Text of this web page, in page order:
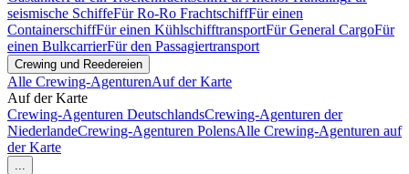
seismische SchiffeFür Ro-Ro FrachtschiffFür einen
ContainerschiffFür einen KühlschifftransportFür General CargoFür
einen BulkcarrierFür den Passagiertransport
Crewing und Reedereien
Alle Crewing-AgenturenAuf der Karte
Auf der Karte
Crewing-Agenturen DeutschlandsCrewing-Agenturen der
NiederlandeCrewing-Agenturen PolensAlle Crewing-Agenturen auf
der Karte
...